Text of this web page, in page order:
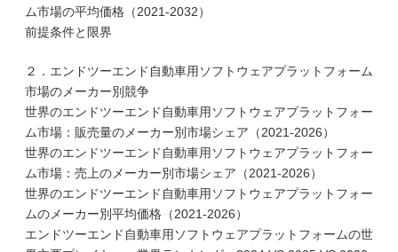
ム市場の平均価格（2021-2032）
前提条件と限界
２．エンドツーエンド自動車用ソフトウェアプラットフォーム
市場のメーカー別競争
世界のエンドツーエンド自動車用ソフトウェアプラットフォー
ム市場：販売量のメーカー別市場シェア（2021-2026）
世界のエンドツーエンド自動車用ソフトウェアプラットフォー
ム市場：売上のメーカー別市場シェア（2021-2026）
世界のエンドツーエンド自動車用ソフトウェアプラットフォー
ムのメーカー別平均価格（2021-2026）
エンドツーエンド自動車用ソフトウェアプラットフォームの世